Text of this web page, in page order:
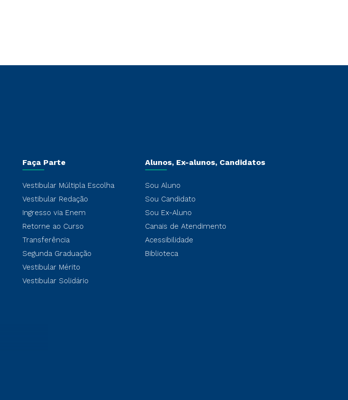
Faça Parte
Vestibular Múltipla Escolha
Vestibular Redação
Ingresso via Enem
Retorne ao Curso
Transferência
Segunda Graduação
Vestibular Mérito
Vestibular Solidário
Alunos, Ex-alunos, Candidatos
Sou Aluno
Sou Candidato
Sou Ex-Aluno
Canais de Atendimento
Acessibilidade
Biblioteca